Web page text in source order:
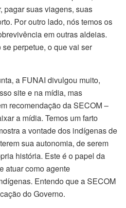
pagar suas viagens, suas
Por outro lado, nós temos os
em outras aldeias.
perpetue, o que vai ser
a FUNAI divulgou muito,
site e na mídia, mas
recomendação da SECOM –
a mídia. Temos um farto
a vontade dos indígenas de
sua autonomia, de serem
história. Este é o papel da
atuar como agente
Entendo que a SECOM
do Governo.